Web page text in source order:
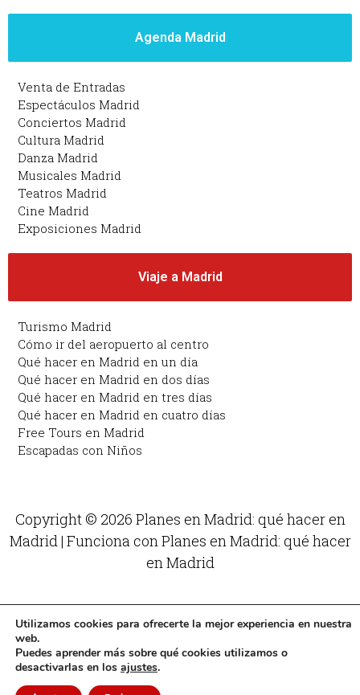
Agenda Madrid
Venta de Entradas
Espectáculos Madrid
Conciertos Madrid
Cultura Madrid
Danza Madrid
Musicales Madrid
Teatros Madrid
Cine Madrid
Exposiciones Madrid
Viaje a Madrid
Turismo Madrid
Cómo ir del aeropuerto al centro
Qué hacer en Madrid en un día
Qué hacer en Madrid en dos días
Qué hacer en Madrid en tres días
Qué hacer en Madrid en cuatro días
Free Tours en Madrid
Escapadas con Niños
Copyright © 2026 Planes en Madrid: qué hacer en
Madrid | Funciona con Planes en Madrid: qué hacer
en Madrid
Utilizamos cookies para ofrecerte la mejor experiencia en nuestra
web.
Puedes aprender más sobre qué cookies utilizamos o
desactivarlas en los ajustes.